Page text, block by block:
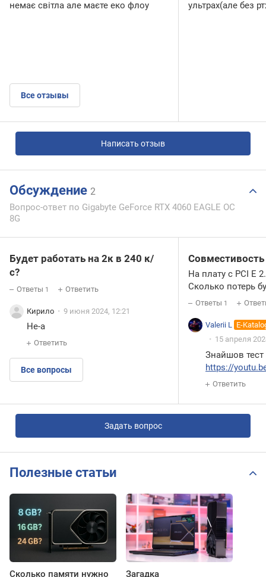
немає світла але маєте еко флоу
Все отзывы
ультрах(але без
Написать отзыв
Обсуждение 2
Вопрос-ответ по Gigabyte GeForce RTX 4060 EAGLE OC
8G
Будет работать на 2к в 240 к/
с?
Ответы 1 Ответить
Кирило 9 июня 2024, 12:21
Не-а
Ответить
Все вопросы
Совместивость
На плату с PCI E
Сколько потерь
Ответы 1
Valerii L
E-
15 апреля
Знайшов тест
https://
Ответить
Задать вопрос
Полезные статьи
Сколько памяти нужно
Загадка